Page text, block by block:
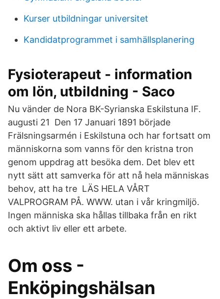
Kurser utbildningar universitet
Kandidatprogrammet i samhällsplanering
Fysioterapeut - information
om lön, utbildning - Saco
Nu vänder de Nora BK-Syrianska Eskilstuna IF.
augusti 21 Den 17 Januari 1891 började
Frälsningsarmén i Eskilstuna och har fortsatt om
människorna som vanns för den kristna tron
genom uppdrag att besöka dem. Det blev ett
nytt sätt att samverka för att nå hela människas
behov, att ha tre LÄS HELA VÅRT
VALPROGRAM PÅ. WWW. utan i vår kringmiljö.
Ingen människa ska hållas tillbaka från en rikt
och aktivt liv eller ett arbete.
Om oss -
Enköpingshälsan